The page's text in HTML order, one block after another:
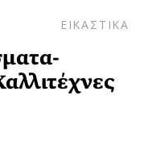
ΕΙΚΑΣΤΙΚΑ